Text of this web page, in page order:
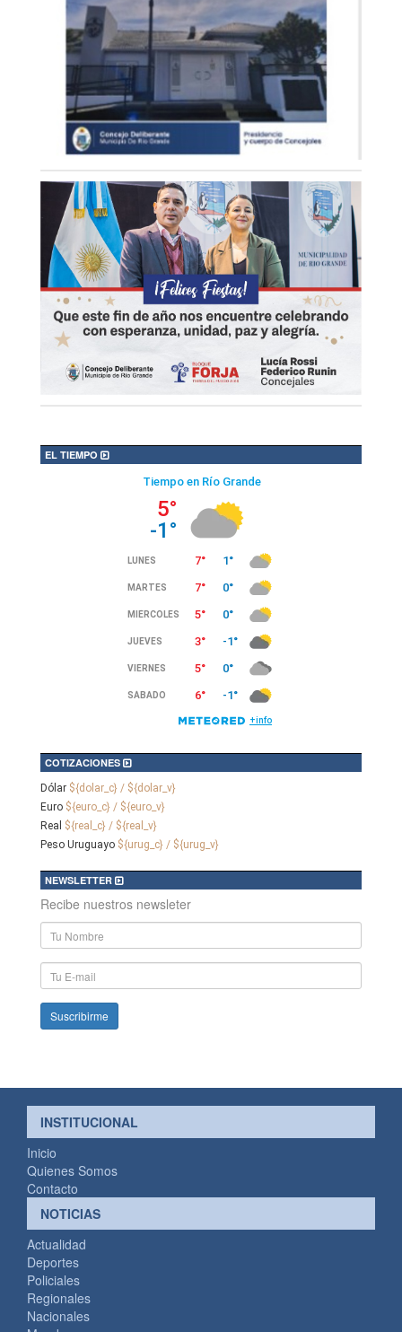
EL TIEMPO
COTIZACIONES
Dólar ${dolar_c} / ${dolar_v}
Euro ${euro_c} / ${euro_v}
Real ${real_c} / ${real_v}
Peso Uruguayo ${urug_c} / ${urug_v}
NEWSLETTER
Recibe nuestros newsleter
Nombre
y
Apellido
E-
mail
INSTITUCIONAL
Inicio
Quienes Somos
Contacto
NOTICIAS
Actualidad
Deportes
Policiales
Regionales
Nacionales